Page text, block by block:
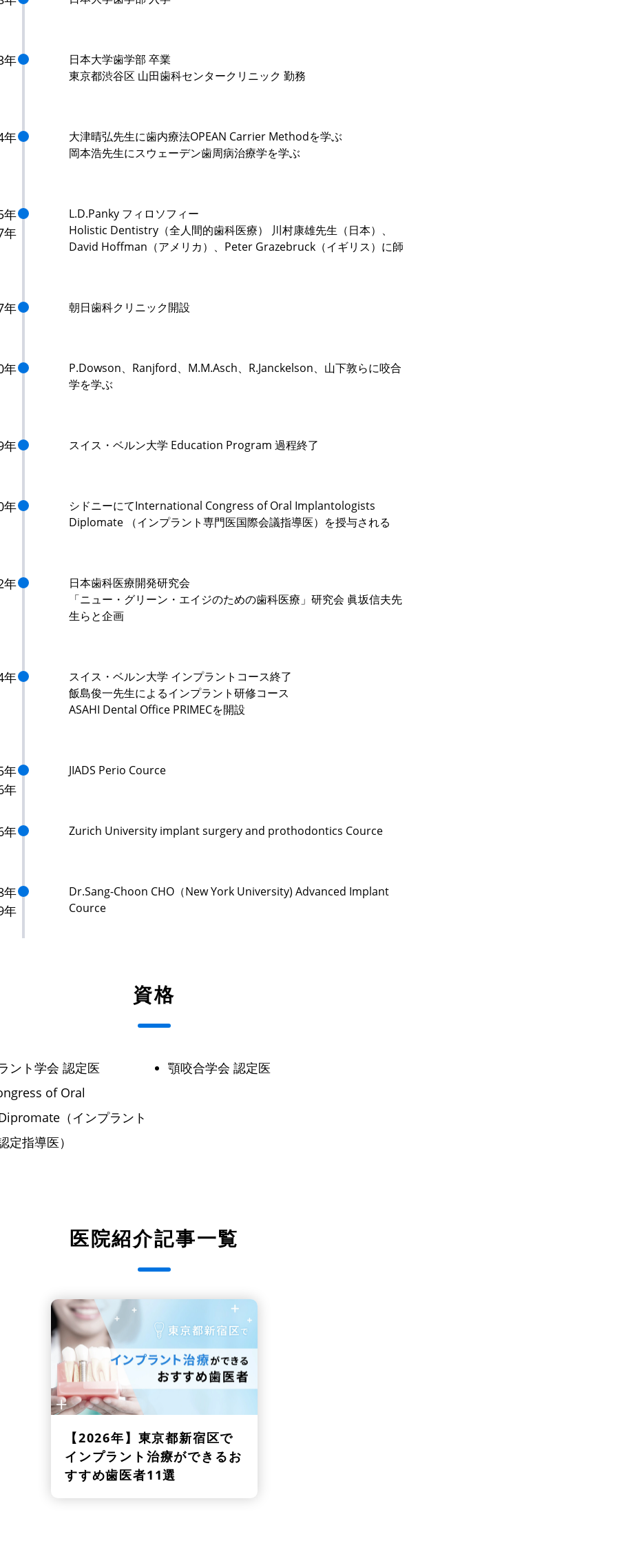
年
日本大学歯学部 卒業
東京都渋谷区 山田歯科センタークリニック 勤務
年
大津晴弘先生に歯内療法OPEAN Carrier Methodを学ぶ
岡本浩先生にスウェーデン歯周病治療学を学ぶ
年
年
L.D.Panky フィロソフィー
Holistic Dentistry（全人間的歯科医療） 川村康雄先生（日本）、
David Hoffman（アメリカ）、Peter Grazebruck（イギリス）に師
年 朝日歯科クリニック開設
年
P.Dowson、Ranjford、M.M.Asch、R.Janckelson、山下敦らに咬合
学を学ぶ
年 スイス・ベルン大学 Education Program 過程終了
年
シドニーにてInternational Congress of Oral Implantologists
Diplomate （インプラント専門医国際会議指導医）を授与される
年
日本歯科医療開発研究会
「ニュー・グリーン・エイジのための歯科医療」研究会 眞坂信夫先
生らと企画
年
スイス・ベルン大学 インプラントコース終了
飯島俊一先生によるインプラント研修コース
ASAHI Dental Office PRIMECを開設
年
年
JIADS Perio Cource
年 Zurich University implant surgery and prothodontics Cource
年
年
Dr.Sang-Choon CHO（New York University) Advanced Implant
Cource
資格
ント学会 認定医
顎咬合学会 認定医
of Oral
（インプラント
定指導医）
医院紹介記事一覧
【2026年】 東京都新宿区で
インプラント治療ができるお
すすめ歯医者11選